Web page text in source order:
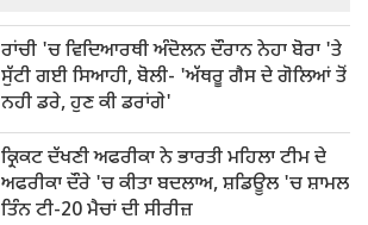
ਰਾਂਚੀ 'ਚ ਵਿਦਿਆਰਥੀ ਅੰਦੋਲਨ ਦੌਰਾਨ ਨੇਹਾ ਬੋਰਾ 'ਤੇ
ਸੁੱਟੀ ਗਈ ਸਿਆਹੀ, ਬੋਲੀ- 'ਅੱਥਰੂ ਗੈਸ ਦੇ ਗੋਲਿਆਂ ਤੋਂ
ਨਹੀ ਡਰੇ, ਹੁਣ ਕੀ ਡਰਾਂਗੇ'
ਕ੍ਰਿਕਟ ਦੱਖਣੀ ਅਫਰੀਕਾ ਨੇ ਭਾਰਤੀ ਮਹਿਲਾ ਟੀਮ ਦੇ
ਅਫਰੀਕਾ ਦੌਰੇ 'ਚ ਕੀਤਾ ਬਦਲਾਅ, ਸ਼ਡਿਊਲ 'ਚ ਸ਼ਾਮਲ
ਤਿੰਨ ਟੀ-20 ਮੈਚਾਂ ਦੀ ਸੀਰੀਜ਼